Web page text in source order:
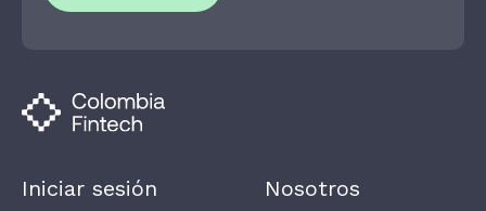
N
,
V
Iniciar sesión
Nosotros